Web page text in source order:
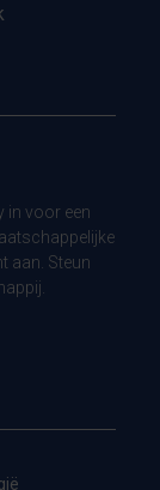
in voor een
aan. Steun